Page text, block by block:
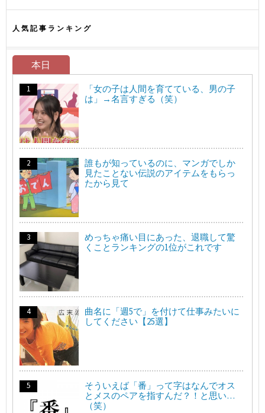
人気記事ランキング
本日
「女の子は人間を育てている、男の子
は」→名言すぎる（笑）
誰もが知っているのに、マンガでしか
見たことない伝説のアイテムをもらっ
たから見て
めっちゃ痛い目にあった、退職して驚
くことランキングの1位がこれです
曲名に「週5で」を付けて仕事みたいに
してください【25選】
そういえば「番」って字はなんでオス
とメスのペアを指すんだ？！と思い…
（笑）